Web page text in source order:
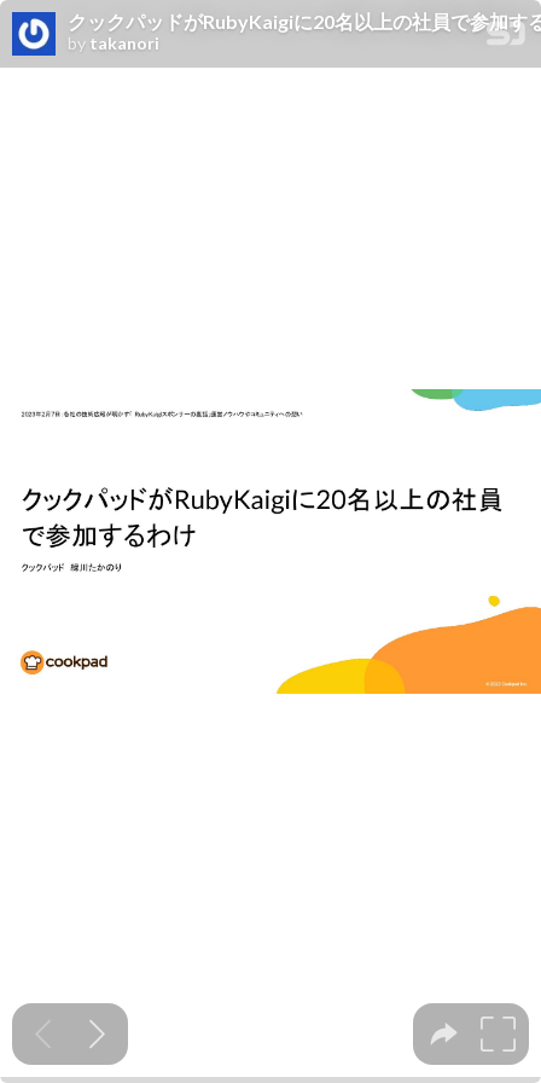
クックパッドがRubyKaigiに20名以上の社員で参加す
by takanori